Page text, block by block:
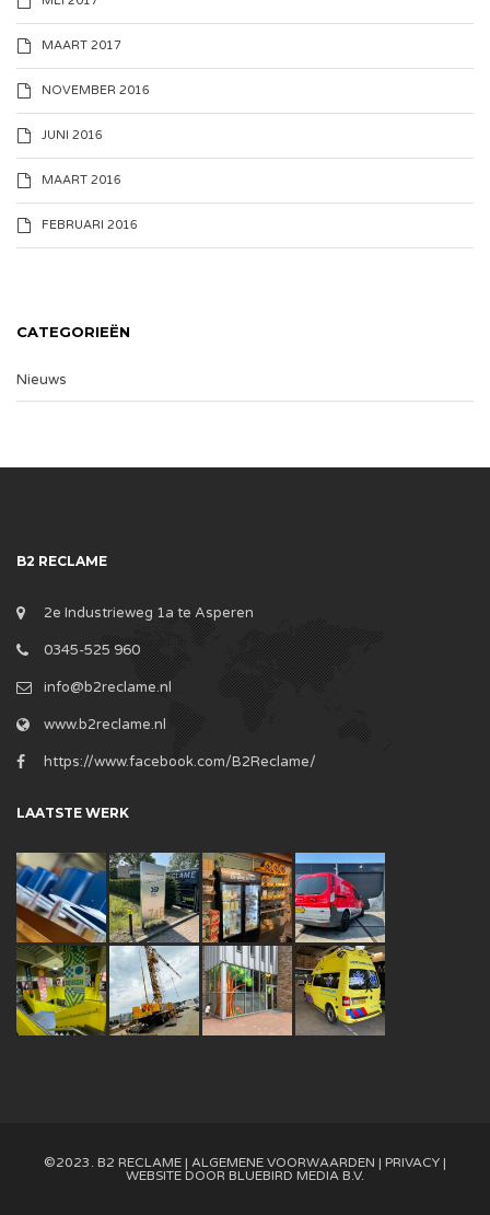
MAART 2017
NOVEMBER 2016
JUNI 2016
MAART 2016
FEBRUARI 2016
CATEGORIEËN
Nieuws
B2 RECLAME
2e Industrieweg 1a te Asperen
0345-525 960
info@b2reclame.nl
www.b2reclame.nl
https://www.facebook.com/B2Reclame/
LAATSTE WERK
©2023. B2 RECLAME | ALGEMENE VOORWAARDEN | PRIVACY |
WEBSITE DOOR BLUEBIRD MEDIA B.V.